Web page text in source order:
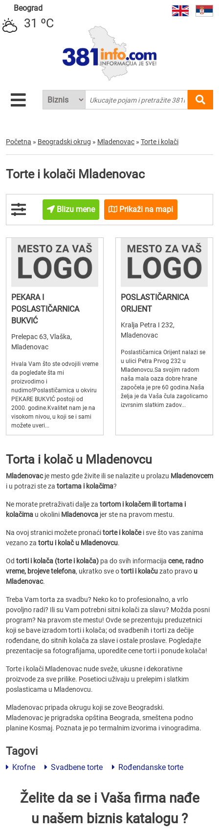
Beograd
31 ºC
Početna » Beogradski okrug » Mladenovac » Torte i kolači
Torte i kolači Mladenovac
Blizu mene Prikaži na mapi
PEKARA I
POSLASTIČARNICA
BUKVIĆ
Prelepac 63, Vlaška,
Mladenovac
Hvala Vam što ste odvojili vreme
da pogledate šta mi
proizvodimo i
nudimo!Poslastičarnica u okviru
PEKARE BUKVIĆ postoji od
2000. godine.Kvalitet nam je na
visokom nivou, u koji se i sami
možete uveri...
POSLASTIČARNICA
ORIJENT
Kralja Petra I 232,
Mladenovac
Poslastičarnica Orijent nalazi se
u ulici Petra Prvog 232 u
Mladenovcu.Sa svojim radom
naša mala oaza dobre hrane
započela je pre 60 godina.Naša
želja je da Vaša čula zagolicamo
izvrsnim slatkim zadov...
Torta i kolač u Mladenovcu
Mladenovacje mesto gde živite ili se nalazite u prolazu Mladenovcem
i u potrazi ste za tortama i kolačima?
Ne morate pretraživati dalje za tortom i kolačem ili tortama i
kolačima u okolini Mladenovca jer ste na pravom mestu.
Na ovoj stranici možete pronaćitorte i kolačei sve što vas zanima
vezano za tortu i kolač u Mladenovcu.
Od torti i kolača (torte i kolača) pa do svih informacija cene, radno
vreme, brojeve telefona, ukratko sve otorti i kolačuzato pravo u
Mladenovac.
Treba Vam torta za svadbu? Neko ko to profesionalno, a vrlo
povoljno radi? Ili su Vam potrebni sitni kolači za slavu? Možda posni
program? Na pravom ste mestu! Ovde se prezentuju preduzetnici
koji se bave izradom torti i kolača; od svadbenih i torti za dečije
rođendane, do sitnih kolača za slave i ostale proslave. Pogledajte
prezentacije sa fotografijama, uporedite cene torti i ponude kolača!
Torte i kolači Mladenovac nude sveže, ukusne i dekorativne
proizvode za sve prilike. Posetioci uživaju u prelepim i slatkim
poslasticama u Mladenovcu.
Mladenovac pripada okrugu koji se zove Beogradski.
Mladenovac je prigradska opština Beograda, smeštena podno
planine Kosmaj. Poznata je po termalnim izvorima i vinogradima.
Tagovi
Krofne Svadbene torte Rođendanske torte
Želite da se i Vaša firma nađe
u našem biznis katalogu ?